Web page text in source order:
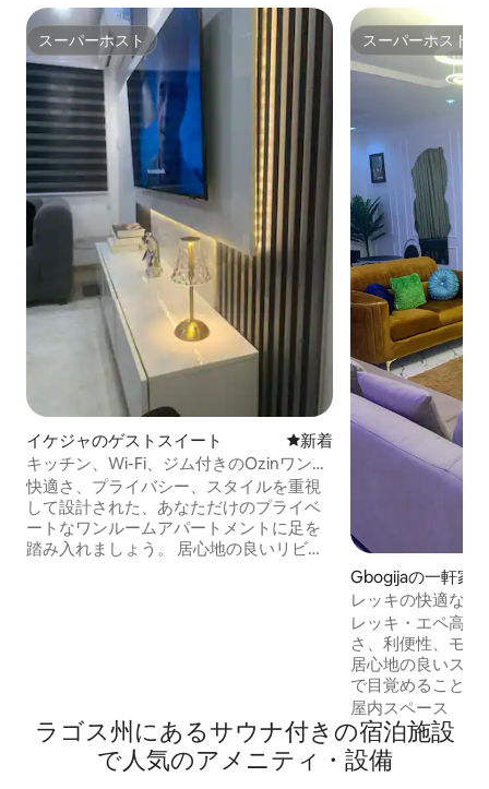
スーパーホスト
スーパーホスト
イケジャのゲストスイート 新しい宿泊先
新着
キッチン、Wi-Fi、ジム付きのOzinワンル
ームのマンション。Ikeja
快適さ、プライバシー、スタイルを重視
して設計された、あなただけのプライベ
ートなワンルームアパートメントに足を
踏み入れましょう。 居心地の良いリビン
接続してエンターテインメントを楽しむ
ことができます。また、24時間年中無休
の電気もご利用いただけます。
スーパーホスト
スーパーホスト
Gbogijaの一軒家
レッキの快適な3
Wi-Fi •ヒーター•
レッキ・エペ高速
さ、利便性、モダ
居心地の良いスタ
で目覚めることを
い。ラゴスを訪れ
も、レジャーでも
も、レッキにある
パートは、完璧な
屋内スペース
ラゴス州にあるサウナ付きの宿泊施設
で人気のアメニティ・設備